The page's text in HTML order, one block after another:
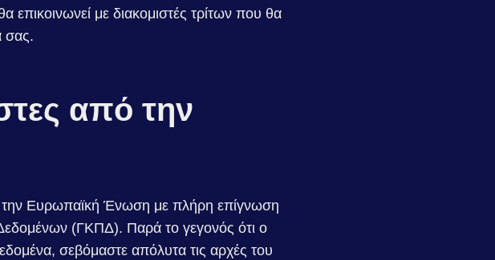
με διακομιστές τρίτων που θα
σας.
από την
την Ευρωπαϊκή Ένωση με πλήρη επίγνωση
(ΓΚΠΔ). Παρά το γεγονός ότι ο
σεβόμαστε απόλυτα τις αρχές του